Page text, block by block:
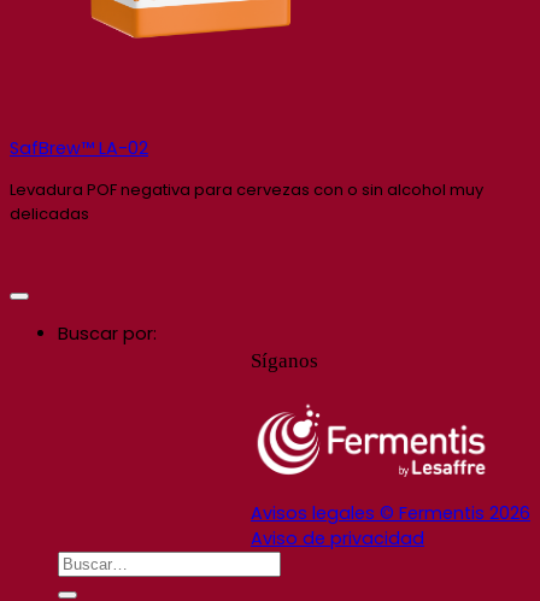
SafBrew™ LA-02
Levadura POF negativa para cervezas con o sin alcohol muy
delicadas
Síganos
Avisos legales © Fermentis 2026
Aviso de privacidad
Buscar por: